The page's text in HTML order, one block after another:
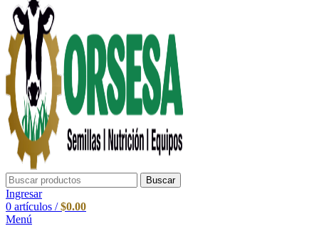
Buscar
Ingresar
0 artículos / $0.00
Menú